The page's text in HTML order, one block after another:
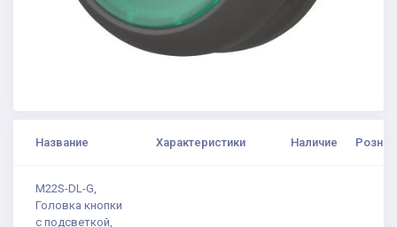
Название Характеристики Наличие
M22S-DL-G,
Головка кнопки
с подсветкой,